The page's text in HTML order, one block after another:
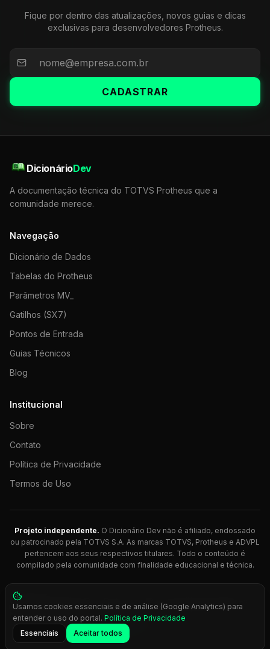
Fique por dentro das atualizações, novos guias e dicas
exclusivas para desenvolvedores Protheus.
CADASTRAR
DicionárioDev
A documentação técnica do TOTVS Protheus que a
comunidade merece.
Navegação
Dicionário de Dados
Tabelas do Protheus
Parâmetros MV_
Gatilhos (SX7)
Pontos de Entrada
Guias Técnicos
Blog
Institucional
Sobre
Contato
Política de Privacidade
Termos de Uso
Projeto independente. O Dicionário Dev não é afiliado, endossado
ou patrocinado pela TOTVS S.A. As marcas TOTVS, Protheus e ADVPL
pertencem aos seus respectivos titulares. Todo o conteúdo é
compilado pela comunidade com finalidade educacional e técnica.
© 2026 Dicionário Dev. Feito com 💚 para desenvolvedores
Protheus.
Press Ctrl+K
Usamos cookies essenciais e de análise (Google Analytics) para
entender o uso do portal. Política de Privacidade
Essenciais
Aceitar todos